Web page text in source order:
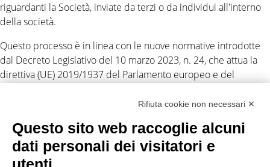
riguardanti la Società, inviate da terzi o da individui all'interno
della società.
Questo processo è in linea con le nuove normative introdotte
dal Decreto Legislativo del 10 marzo 2023, n. 24, che attua la
direttiva (UE) 2019/1937 del Parlamento europeo e del
violazioni del diritto dell'Unione e contiene disposizioni sulla
tutela di chi segnala violazioni delle leggi nazionali (noto come
"Decreto Whistleblowing").
Rifiuta cookie non necessari ✕
Questo sito web raccoglie alcuni
dati personali dei visitatori e